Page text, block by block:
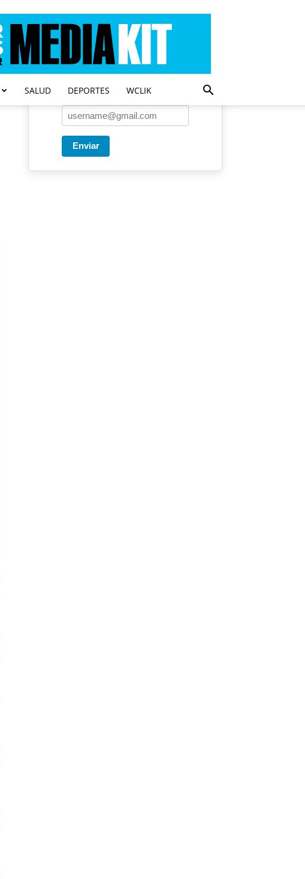
SALUD DEPORTES WCLIK
Una vez a la semana enviamos
Enviar
Entregado por SendPulse